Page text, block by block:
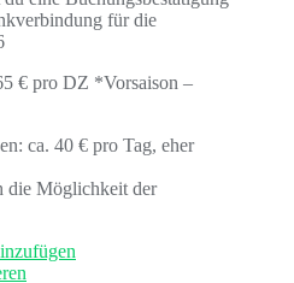
für die
€ pro DZ *Vorsaison –
ca. 40 € pro Tag, eher
die Möglichkeit der